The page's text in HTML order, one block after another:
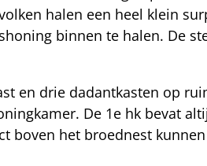
halen een heel klein
binnen te halen. De
en drie dadantkasten op
De 1e hk bevat
het broednest